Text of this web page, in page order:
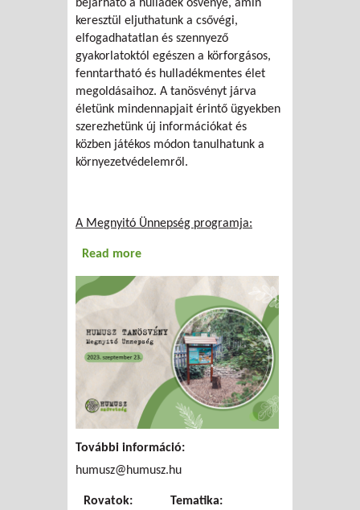
bejárható a hulladék ösvénye, amin
keresztül eljuthatunk a csővégi,
elfogadhatatlan és szennyező
gyakorlatoktól egészen a körforgásos,
fenntartható és hulladékmentes élet
megoldásaihoz. A tanösvényt járva
életünk mindennapjait érintő ügyekben
szerezhetünk új információkat és
közben játékos módon tanulhatunk a
környezetvédelemről.
A Megnyitó Ünnepség programja:
Read more
További információ:
humusz@humusz.hu
Rovatok:
Tematika: